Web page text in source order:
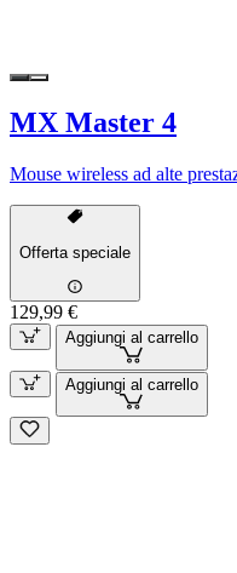
MX Master 4
Mouse wireless ad alte
Offerta speciale
129,99 €
Aggiungi al carrello
Aggiungi al carrello